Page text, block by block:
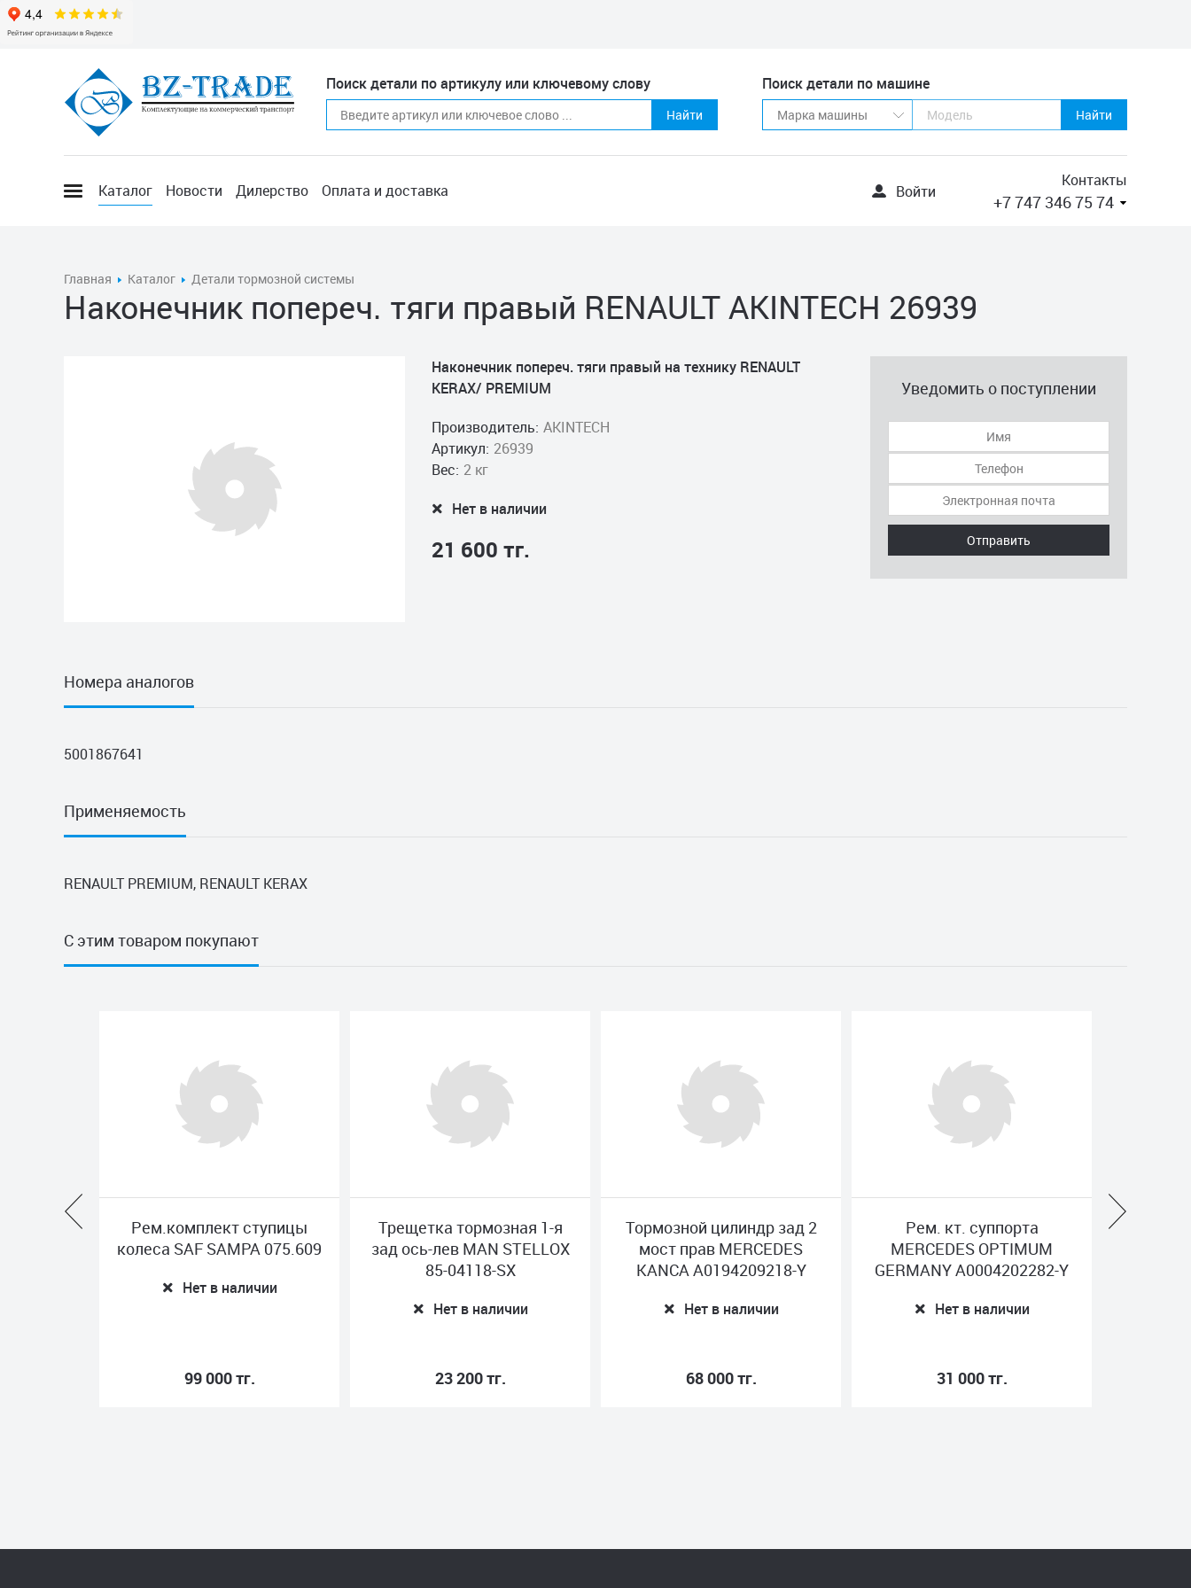
Поиск детали по артикулу или ключевому слову
Найти
Поиск детали по машине
Найти
Каталог Новости Дилерство Оплата и доставка Войти
Контакты
+7 747 346 75 74
Главная Каталог Детали тормозной системы
Наконечник попереч. тяги правый RENAULT AKINTECH 26939
Наконечник попереч. тяги правый на технику RENAULT
KERAX/ PREMIUM
Производитель: AKINTECH
Артикул: 26939
Вес: 2 кг
Нет в наличии
21 600 тг.
Уведомить о поступлении
Отправить
Номера аналогов
5001867641
Применяемость
RENAULT PREMIUM, RENAULT KERAX
С этим товаром покупают
Рем.комплект ступицы
колеса SAF SAMPA 075.609
Нет в наличии
99 000 тг.
Трещетка тормозная 1-я
зад ось-лев MAN STELLOX
85-04118-SX
Нет в наличии
23 200 тг.
Тормозной цилиндр зад 2
мост прав MERCEDES
KANCA A0194209218-Y
Нет в наличии
68 000 тг.
Рем. кт. суппорта
MERCEDES OPTIMUM
GERMANY A0004202282-Y
Нет в наличии
31 000 тг.
Полный